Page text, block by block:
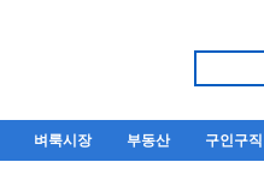
벼룩시장 부동산 구인구직